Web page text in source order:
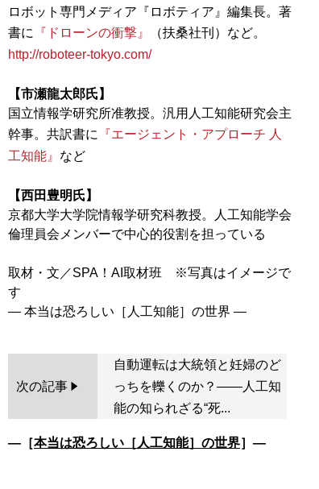
ロボット専門メディア『ロボティア』編集長。著
書に
『ドローンの衝撃』
（扶桑社刊）など。
http://roboteer-tokyo.com/
【市瀬龍太郎氏】
国立情報学研究所准教授。汎用人工知能研究会主
幹事。共訳書に
『エージェント・アプローチ 人
工知能』 など
【西田豊明氏】
京都大学大学院情報学研究科教授。人工知能学会
倫理員会メンバーで中心的役割を担っている
取材・文／SPA！AI取材班 ※写真はイメージで
す
次の記事
自動運転は大統領と妊婦のど
っちを轢くのか？――人工知
能の知られざる“死...
―［本当は恐ろしい［人工知能］の世界］―